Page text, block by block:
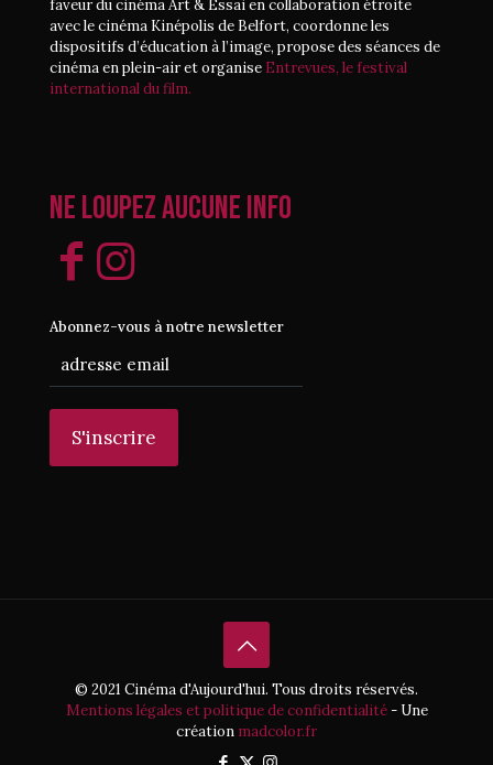
faveur du cinéma Art & Essai en collaboration étroite
avec le cinéma Kinépolis de Belfort, coordonne les
dispositifs d’éducation à l’image, propose des séances de
cinéma en plein-air et organise Entrevues, le festival
international du film.
Ne loupez aucune info
Abonnez-vous à notre newsletter
© 2021 Cinéma d'Aujourd'hui. Tous droits réservés.
Mentions légales et politique de confidentialité- Une
création madcolor.fr